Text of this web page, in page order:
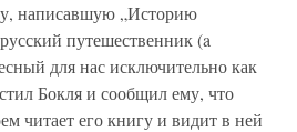
написавшую „Историю
путешественник (a
для нас исключительно как
Бокля и сообщил ему, что
читает его книгу и видит в ней